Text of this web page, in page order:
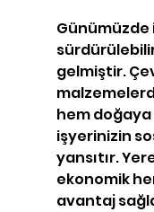
gelmiştir.
hem
işyerinizin
yansıtır.
ekonomik
avantaj